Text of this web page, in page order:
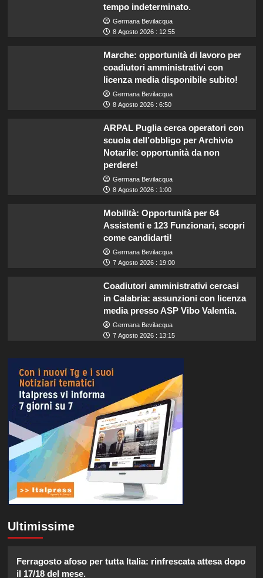
tempo indeterminato.
Germana Bevilacqua
8 Agosto 2026 : 12:55
Marche: opportunità di lavoro per
coadiutori amministrativi con
licenza media disponibile subito!
Germana Bevilacqua
8 Agosto 2026 : 6:50
ARPAL Puglia cerca operatori con
scuola dell’obbligo per Archivio
Notarile: opportunità da non
perdere!
Germana Bevilacqua
8 Agosto 2026 : 1:00
Mobilità: Opportunità per 64
Assistenti e 123 Funzionari, scopri
come candidarti!
Germana Bevilacqua
7 Agosto 2026 : 19:00
Coadiutori amministrativi cercasi
in Calabria: assunzioni con licenza
media presso ASP Vibo Valentia.
Germana Bevilacqua
7 Agosto 2026 : 13:15
Ultimissime
Ferragosto afoso per tutta Italia: rinfrescata attesa dopo
il 17/18 del mese.